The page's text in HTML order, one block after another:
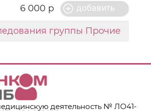
6 000 р
группы Прочие
деятельность № ЛО41-